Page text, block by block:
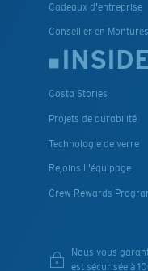
Cadeaux d'entreprise
Conseiller en Montures
Costa Stories
Projets de durabilité
Technologie de verre
Rejoins L'équipage
Crew Rewards
Nous vous
est sécurisée à